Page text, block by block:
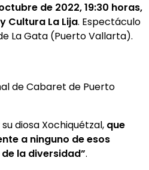
de 2022, 19:30 horas,
Cultura La Lija. Espectáculo
La Gata (Puerto Vallarta).
diosa Xochiquétzal, que
a ninguno de esos
la diversidad”.